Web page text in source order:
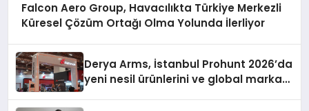
Falcon Aero Group, Havacılıkta Türkiye Merkezli
Küresel Çözüm Ortağı Olma Yolunda İlerliyor
Derya Arms, İstanbul Prohunt 2026’da
yeni nesil ürünlerini ve global marka